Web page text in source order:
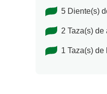
5 Diente(s)
2 Taza(s) de
1 Taza(s) de